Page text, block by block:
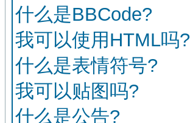
什么是BBCode?
我可以使用HTML吗?
什么是表情符号?
我可以贴图吗?
什么是公告?